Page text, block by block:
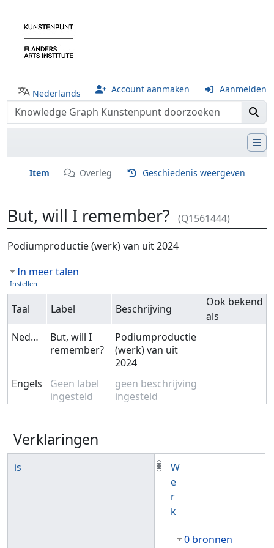
Nederlands Account aanmaken Aanmelden
Item Overleg Geschiedenis weergeven
But, will I remember? (Q1561444)
Ga naar:navigatie,zoeken
Podiumproductie (werk) van uit 2024
In meer talen
Instellen
Taal Label Beschrijving
Ook bekend
als
Nederlands
But, will I
remember?
Podiumproductie
(werk) van uit
2024
Engels
Geen label
ingesteld
geen beschrijving
ingesteld
Verklaringen
is
W
e
r
k
0 bronnen